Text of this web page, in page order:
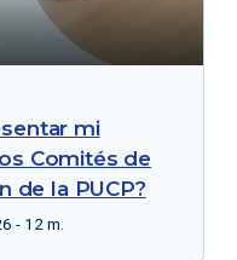
mi
Comités de
de la PUCP?
- 12 m.